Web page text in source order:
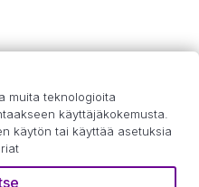
muita teknologioita
käyttäjäkokemusta.
käytön tai käyttää asetuksia